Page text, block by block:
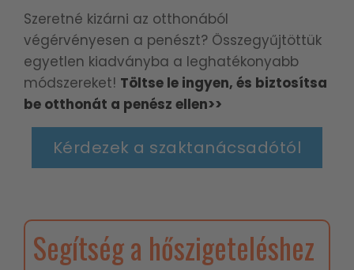
Szeretné kizárni az otthonából
végérvényesen a penészt? Összegyűjtöttük
egyetlen kiadványba a leghatékonyabb
módszereket! Töltse le ingyen, és biztosítsa
be otthonát a penész ellen>>
Kérdezek a szaktanácsadótól
Segítség a hőszigeteléshez